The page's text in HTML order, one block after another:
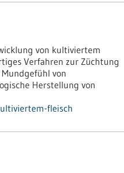
von kultiviertem
Verfahren zur Züchtung
von
Herstellung von
fleisch